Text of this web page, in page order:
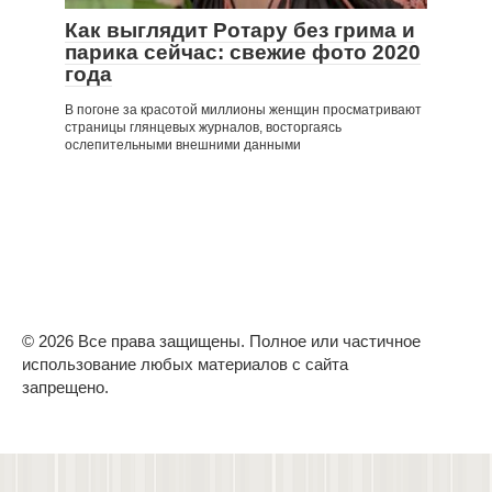
Как выглядит Ротару без грима и
парика сейчас: свежие фото 2020
года
В погоне за красотой миллионы женщин просматривают
страницы глянцевых журналов, восторгаясь
ослепительными внешними данными
© 2026 Все права защищены. Полное или частичное
использование любых материалов с сайта
запрещено.